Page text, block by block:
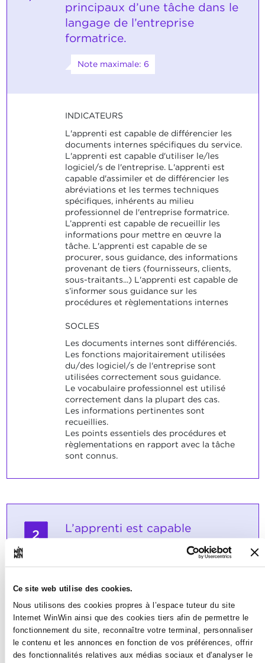
Ce site web utilise des cookies.
Nous utilisons des cookies propres à l’espace tuteur du site
Internet WinWin ainsi que des cookies tiers afin de permettre le
fonctionnement du site, reconnaître votre terminal, personnaliser
le contenu et les annonces en fonction de vos préférences, offrir
des fonctionnalités relatives aux médias sociaux et d'analyser le
principaux d’une tâche dans le
langage de l’entreprise
formatrice.
Note maximale: 6
INDICATEURS
L'apprenti est capable de différencier les
documents internes spécifiques du service.
L'apprenti est capable d'utiliser le/les
logiciel/s de l'entreprise. L'apprenti est
capable d'assimiler et de différencier les
abréviations et les termes techniques
spécifiques, inhérents au milieu
professionnel de l'entreprise formatrice.
L’apprenti est capable de recueillir les
informations pour mettre en œuvre la
tâche. L'apprenti est capable de se
procurer, sous guidance, des informations
provenant de tiers (fournisseurs, clients,
sous-traitants...) L'apprenti est capable de
s’informer sous guidance sur les
procédures et règlementations internes
SOCLES
Les documents internes sont différenciés.
Les fonctions majoritairement utilisées
du/des logiciel/s de l'entreprise sont
utilisées correctement sous guidance.
Le vocabulaire professionnel est utilisé
correctement dans la plupart des cas.
Les informations pertinentes sont
recueillies.
Les points essentiels des procédures et
règlementations en rapport avec la tâche
sont connus.
2
L’apprenti est capable
d’organiser et séquencer son
travail de façon autonome.
Note maximale: 12
INDICATEURS
L'apprenti est capable de • séquencer son